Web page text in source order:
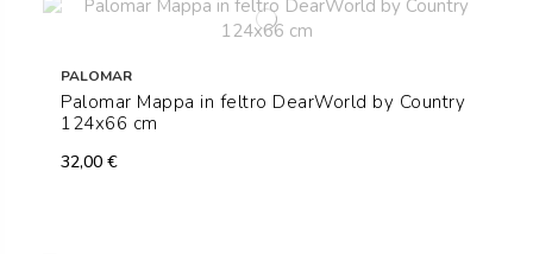
PALOMAR
Palomar Mappa in feltro DearWorld by Country
124x66 cm
32,00 €